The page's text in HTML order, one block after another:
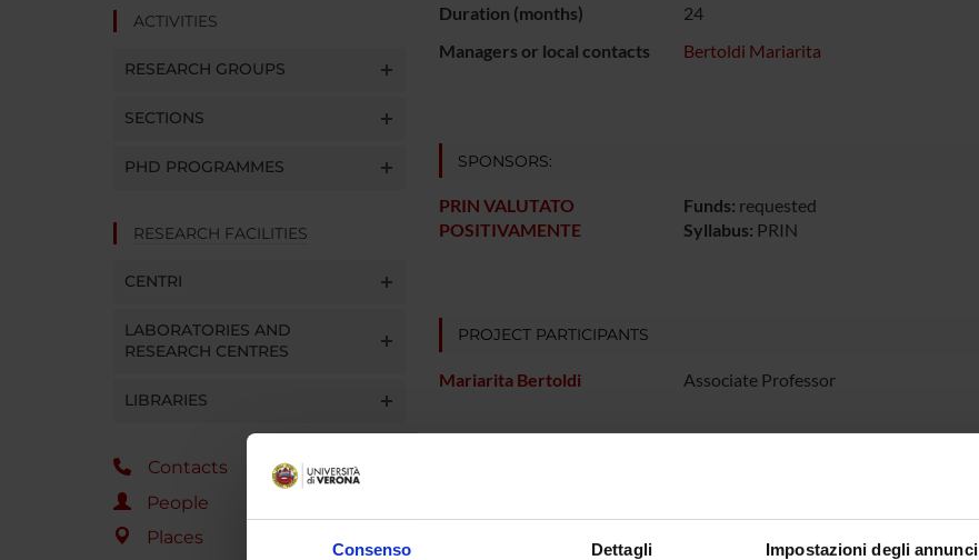
Consenso Dettagli Impostazioni degli annunci
ACTIVITIES
RESEARCH GROUPS
SECTIONS
PHD PROGRAMMES
RESEARCH FACILITIES
CENTRI
LABORATORIES AND
RESEARCH CENTRES
LIBRARIES
Contacts
People
Places
Duration (months)
24
Managers or local contacts
Bertoldi Mariarita
SPONSORS:
PRIN VALUTATO
POSITIVAMENTE
Funds: requested
Syllabus: PRIN
PROJECT PARTICIPANTS
Mariarita Bertoldi Associate Professor
Proteomica strutturale, funzionale e di espressione
Biochemistry & Molecular Biology (DBT)